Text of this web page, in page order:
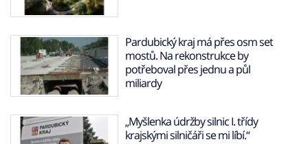
Pardubický kraj má přes osm set
mostů. Na rekonstrukce by
potřeboval přes jednu a půl
miliardy
„Myšlenka údržby silnic I. třídy
krajskými silničáři se mi líbí.“